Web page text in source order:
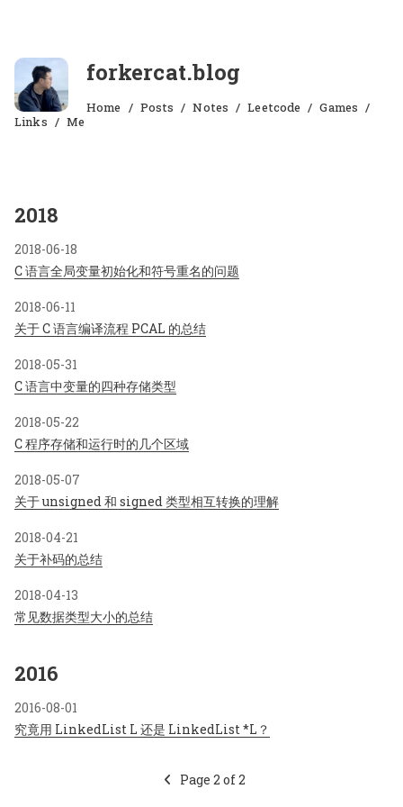
forkercat.blog
Home Posts Notes Leetcode
Games
Links
Me
2018
2018-06-18
C 语言全局变量初始化和符号重名的问题
2018-06-11
关于 C 语言编译流程 PCAL 的总结
2018-05-31
C 语言中变量的四种存储类型
2018-05-22
C 程序存储和运行时的几个区域
2018-05-07
关于 unsigned 和 signed 类型相互转换的理解
2018-04-21
关于补码的总结
2018-04-13
常见数据类型大小的总结
2016
2016-08-01
究竟用 LinkedList L 还是 LinkedList *L？
Page 2 of 2